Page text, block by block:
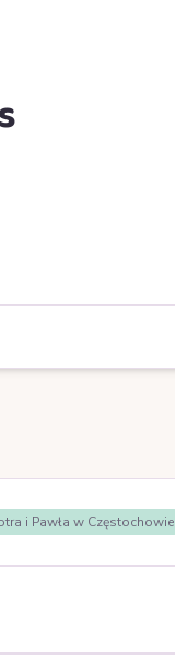
i Pawła w Częstochowie